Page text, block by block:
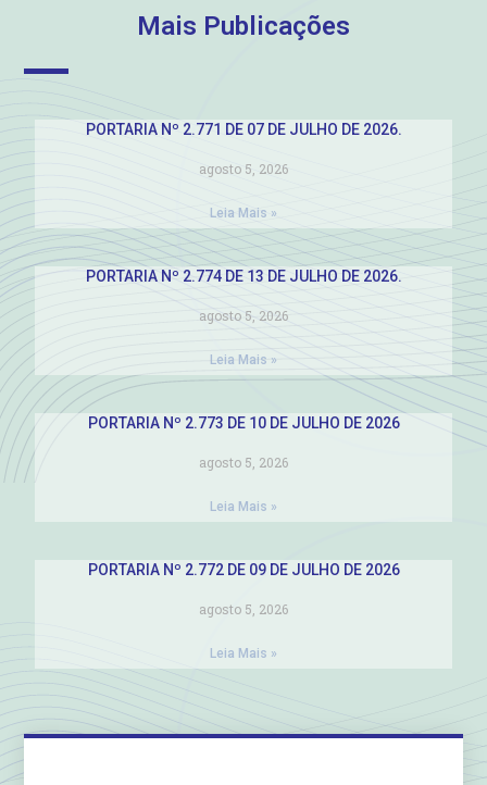
Mais Publicações
PORTARIA Nº 2.771 DE 07 DE JULHO DE 2026.
agosto 5, 2026
Leia Mais »
PORTARIA Nº 2.774 DE 13 DE JULHO DE 2026.
agosto 5, 2026
Leia Mais »
PORTARIA Nº 2.773 DE 10 DE JULHO DE 2026
agosto 5, 2026
Leia Mais »
PORTARIA Nº 2.772 DE 09 DE JULHO DE 2026
agosto 5, 2026
Leia Mais »